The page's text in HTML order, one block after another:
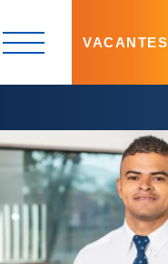
VACANTES